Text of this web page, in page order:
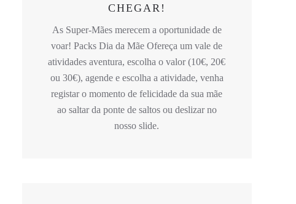
CHEGAR!
As Super-Mães merecem a oportunidade de
voar! Packs Dia da Mãe Ofereça um vale de
atividades aventura, escolha o valor (10€, 20€
ou 30€), agende e escolha a atividade, venha
registar o momento de felicidade da sua mãe
ao saltar da ponte de saltos ou deslizar no
nosso slide.